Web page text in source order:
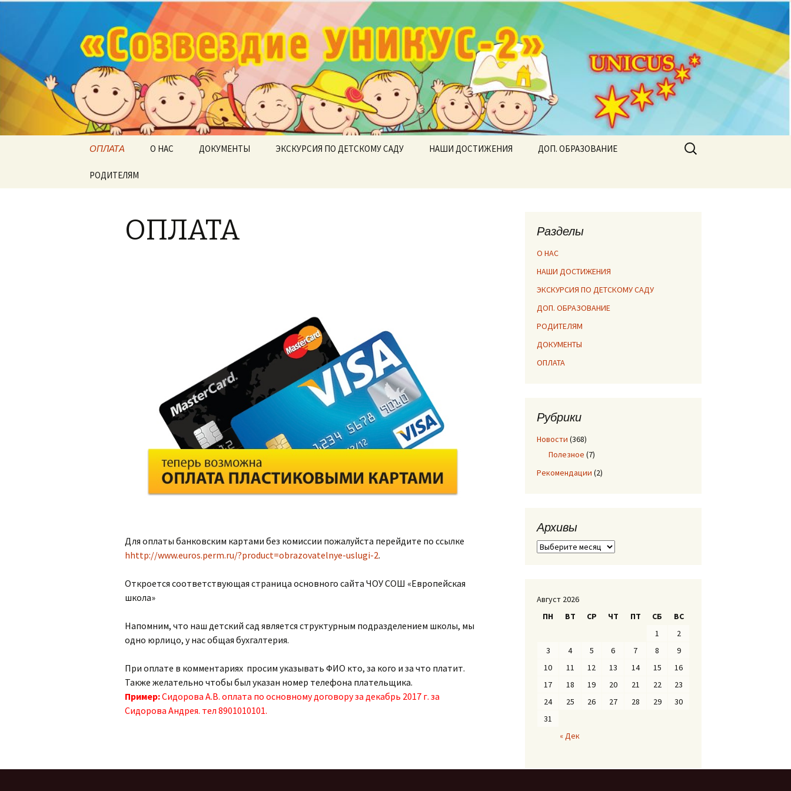
«Созвездие УНИКУС-2»
Перейти
содержимому
ОПЛАТА О НАС ДОКУМЕНТЫ ЭКСКУРСИЯ ПО ДЕТСКОМУ САДУ НАШИ ДОСТИЖЕНИЯ ДОП. ОБРАЗОВАНИЕ
РОДИТЕЛЯМ
Найти:
ОПЛАТА
Для оплаты банковским картами без комиссии пожалуйста перейдите по ссылке
hhttp://www.euros.perm.ru/?product=obrazovatelnye-uslugi-2.
Откроется соответствующая страница основного сайта ЧОУ СОШ «Европейская
школа»
Напомним, что наш детский сад является структурным подразделением школы, мы
одно юрлицо, у нас общая бухгалтерия.
При оплате в комментариях просим указывать ФИО кто, за кого и за что платит.
Также желательно чтобы был указан номер телефона плательщика.
Пример:Сидорова А.В. оплата по основному договору за декабрь 2017 г. за
Сидорова Андрея. тел 8901010101.
Разделы
О НАС
НАШИ ДОСТИЖЕНИЯ
ЭКСКУРСИЯ ПО ДЕТСКОМУ САДУ
ДОП. ОБРАЗОВАНИЕ
РОДИТЕЛЯМ
ДОКУМЕНТЫ
ОПЛАТА
Рубрики
Новости (368)
Полезное (7)
Рекомендации (2)
Архивы
А
в
Август 2026
ПН
ВТ СР ЧТ ПТ СБ ВС
« Дек
1
2
3
4 5 6 7 8
9
10
11 12 13 14 15
16
17
18 19 20 21 22
23
24
25 26 27 28 29
30
31